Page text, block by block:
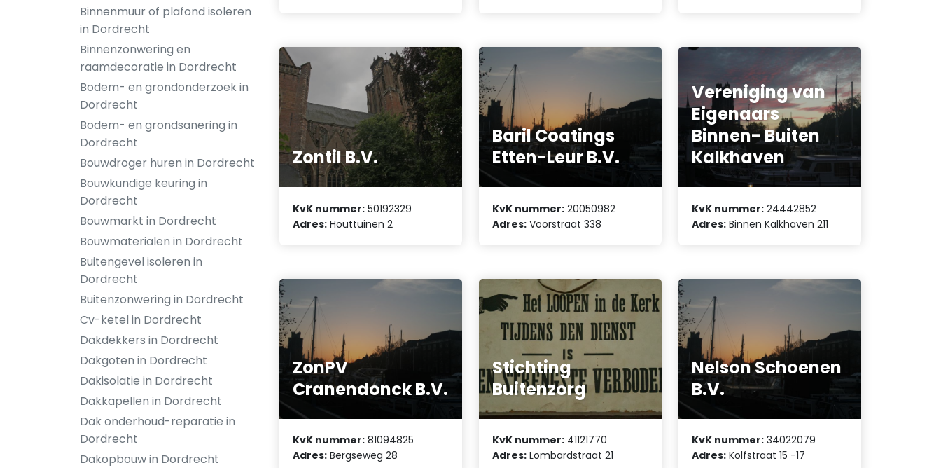
Binnenmuur of plafond isoleren
in Dordrecht
Binnenzonwering en
raamdecoratie in Dordrecht
Bodem- en grondonderzoek in
Dordrecht
Bodem- en grondsanering in
Dordrecht
Bouwdroger huren in Dordrecht
Bouwkundige keuring in
Dordrecht
Bouwmarkt in Dordrecht
Bouwmaterialen in Dordrecht
Buitengevel isoleren in
Dordrecht
Buitenzonwering in Dordrecht
Cv-ketel in Dordrecht
Dakdekkers in Dordrecht
Dakgoten in Dordrecht
Dakisolatie in Dordrecht
Dakkapellen in Dordrecht
Dak onderhoud-reparatie in
Dordrecht
Dakopbouw in Dordrecht
Zontil B.V.
KvK nummer: 50192329
Adres: Houttuinen 2
Baril Coatings
Etten-Leur B.V.
KvK nummer: 20050982
Adres: Voorstraat 338
Vereniging van
Eigenaars
Binnen- Buiten
Kalkhaven
KvK nummer: 24442852
Adres: Binnen Kalkhaven 211
ZonPV
Cranendonck B.V.
KvK nummer: 81094825
Adres: Bergseweg 28
Stichting
Buitenzorg
KvK nummer: 41121770
Adres: Lombardstraat 21
Nelson Schoenen
B.V.
KvK nummer: 34022079
Adres: Kolfstraat 15 -17